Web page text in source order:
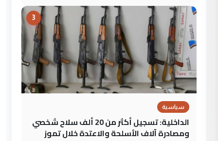
3
سياسية
الداخلية: تسجيل أكثر من 20 ألف سلاح شخصي
ومصادرة آلاف الأسلحة والاعتدة خلال تموز